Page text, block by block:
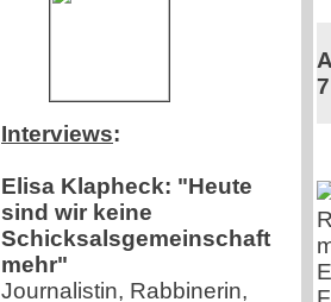
Interviews:
Elisa Klapheck: "Heute
sind wir keine
Schicksalsgemeinschaft
mehr"
Journalistin, Rabbinerin,